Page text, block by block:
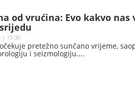
od vrućina: Evo kakvo nas
| 15:30
pretežno sunčano vrijeme,
i seizmologiju.